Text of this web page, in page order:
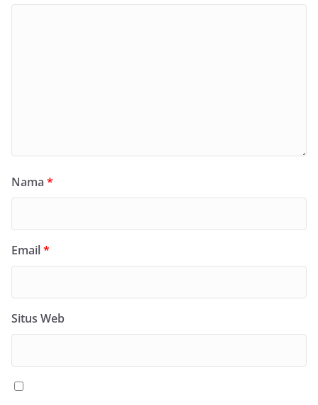
Nama *
Email*
Situs Web